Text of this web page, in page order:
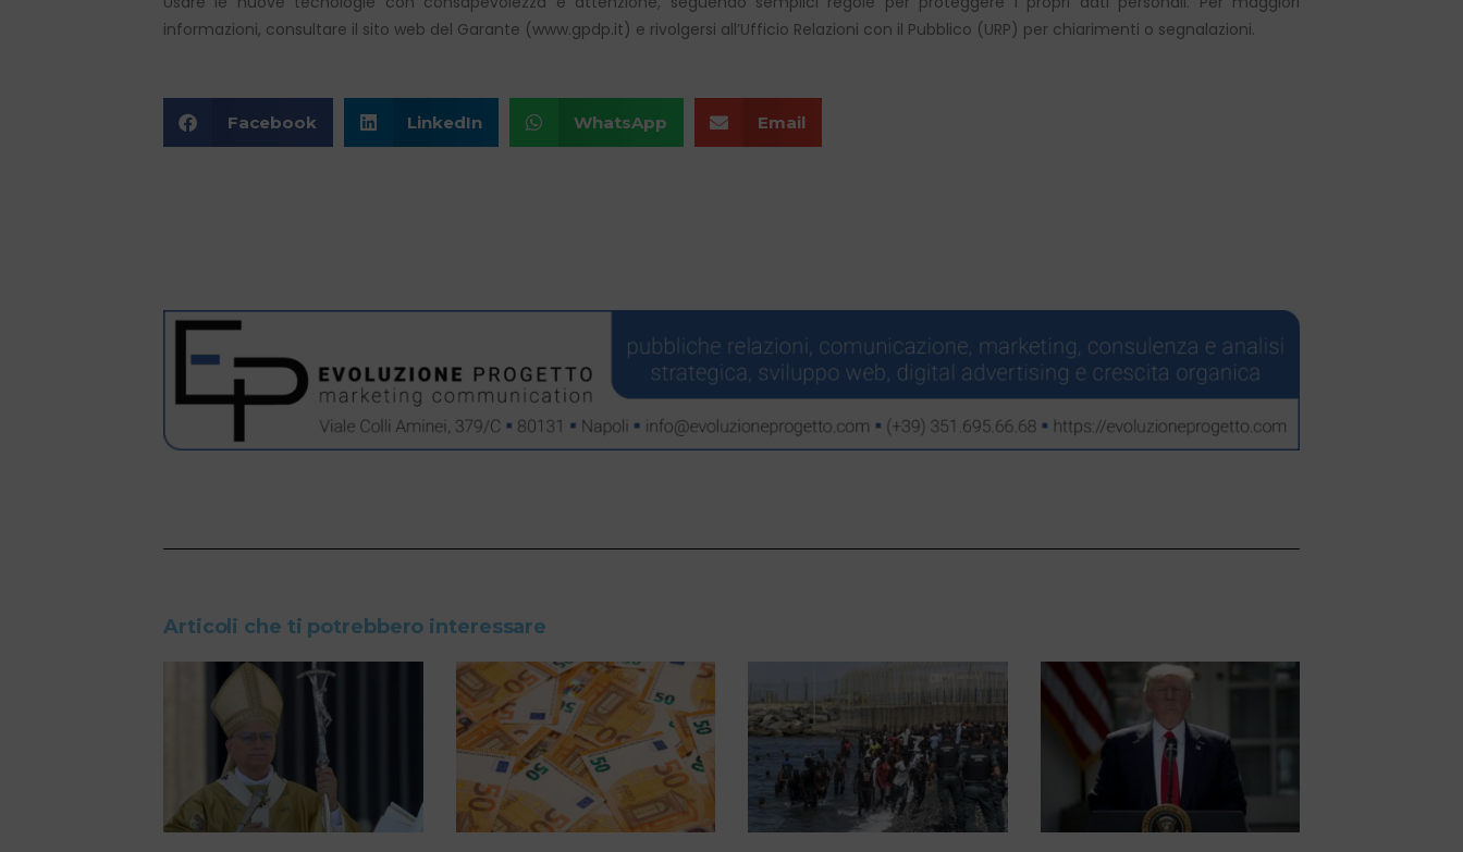
informazioni, consultare il sito web del Garante (www.gpdp.it) e rivolgersi all’Ufficio Relazioni con il Pubblico (URP) per chiarimenti o segnalazioni.
Facebook LinkedIn WhatsApp Email
Articoli che ti potrebbero interessare